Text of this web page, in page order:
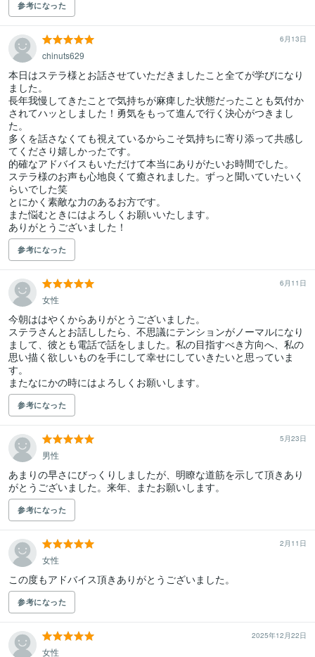
参考になった
6月13日
chinuts629
本日はステラ様とお話させていただきましたこと全てが学びになり
ました。
長年我慢してきたことで気持ちが麻痺した状態だったことも気付か
されてハッとしました！勇気をもって進んで行く決心がつきまし
た。
多くを話さなくても視えているからこそ気持ちに寄り添って共感し
てくださり嬉しかったです。
的確なアドバイスもいただけて本当にありがたいお時間でした。
ステラ様のお声も心地良くて癒されました。ずっと聞いていたいく
らいでした笑
とにかく素敵な力のあるお方です。
また悩むときにはよろしくお願いいたします。
ありがとうございました！
参考になった
6月11日
女性
今朝ははやくからありがとうございました。
ステラさんとお話ししたら、不思議にテンションがノーマルになり
まして、彼とも電話で話をしました。私の目指すべき方向へ、私の
思い描く欲しいものを手にして幸せにしていきたいと思っていま
す。
またなにかの時にはよろしくお願いします。
参考になった
5月23日
男性
あまりの早さにびっくりしましたが、明瞭な道筋を示して頂きあり
がとうございました。来年、またお願いします。
参考になった
2月11日
女性
この度もアドバイス頂きありがとうございました。
参考になった
2025年12月22日
女性